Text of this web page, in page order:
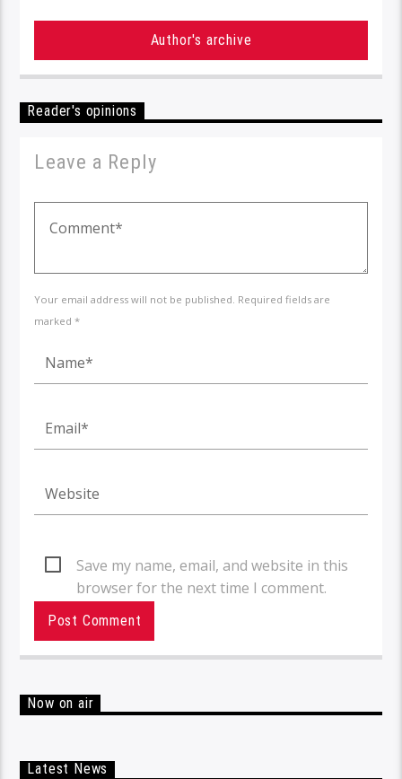
Author's archive
Reader's opinions
Leave a Reply
Your email address will not be published. Required fields are
marked *
Save my name, email, and website in this
browser for the next time I comment.
Now on air
Latest News